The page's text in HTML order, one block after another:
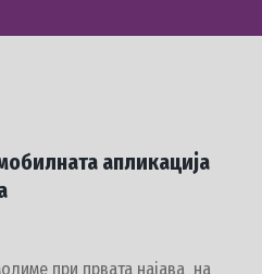
апликација
при првата најава на